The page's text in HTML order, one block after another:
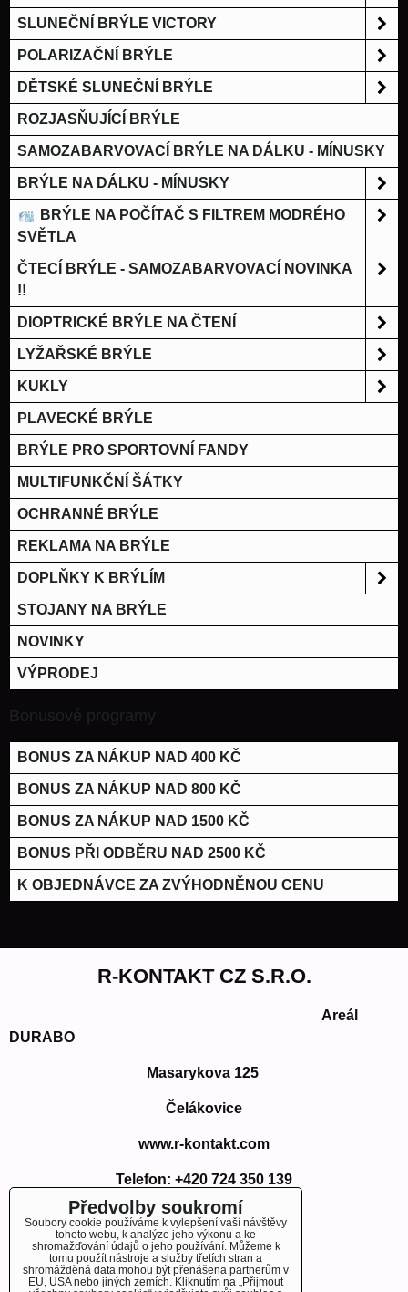
SLUNEČNÍ BRÝLE VICTORY
POLARIZAČNÍ BRÝLE
DĚTSKÉ SLUNEČNÍ BRÝLE
ROZJASŇUJÍCÍ BRÝLE
SAMOZABARVOVACÍ BRÝLE NA DÁLKU - MÍNUSKY
BRÝLE NA DÁLKU - MÍNUSKY
BRÝLE NA POČÍTAČ S FILTREM MODRÉHO
SVĚTLA
ČTECÍ BRÝLE - SAMOZABARVOVACÍ NOVINKA
!!
DIOPTRICKÉ BRÝLE NA ČTENÍ
LYŽAŘSKÉ BRÝLE
KUKLY
PLAVECKÉ BRÝLE
BRÝLE PRO SPORTOVNÍ FANDY
MULTIFUNKČNÍ ŠÁTKY
OCHRANNÉ BRÝLE
REKLAMA NA BRÝLE
DOPLŇKY K BRÝLÍM
STOJANY NA BRÝLE
NOVINKY
VÝPRODEJ
Bonusové programy
BONUS ZA NÁKUP NAD 400 KČ
BONUS ZA NÁKUP NAD 800 KČ
BONUS ZA NÁKUP NAD 1500 KČ
BONUS PŘI ODBĚRU NAD 2500 KČ
K OBJEDNÁVCE ZA ZVÝHODNĚNOU CENU
R-KONTAKT CZ S.R.O.
Areál
DURABO
Masarykova 125
Čelákovice
www.r-kontakt.com
Telefon: +420 724 350 139
E-mail: info@r-kontakt.com
info@r-kontakt.com
Předvolby soukromí
Soubory cookie používáme k vylepšení vaší návštěvy
tohoto webu, k analýze jeho výkonu a ke
shromažďování údajů o jeho používání. Můžeme k
tomu použít nástroje a služby třetích stran a
shromážděná data mohou být přenášena partnerům v
EU, USA nebo jiných zemích. Kliknutím na „Přijmout